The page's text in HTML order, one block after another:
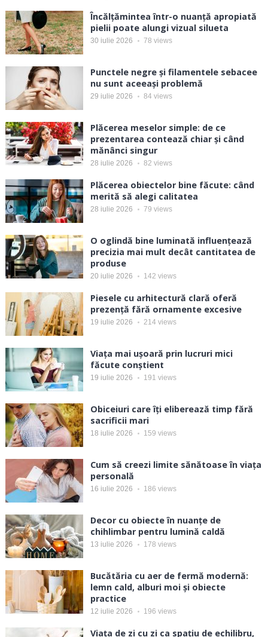
Încălțămintea într-o nuanță apropiată
pielii poate alungi vizual silueta
30 iulie 2026 78 views
Punctele negre și filamentele sebacee
nu sunt aceeași problemă
29 iulie 2026 84 views
Plăcerea meselor simple: de ce
prezentarea contează chiar și când
mănânci singur
28 iulie 2026 82 views
Plăcerea obiectelor bine făcute: când
merită să alegi calitatea
28 iulie 2026 79 views
O oglindă bine luminată influențează
precizia mai mult decât cantitatea de
produse
20 iulie 2026 142 views
Piesele cu arhitectură clară oferă
prezență fără ornamente excesive
19 iulie 2026 214 views
Viața mai ușoară prin lucruri mici
făcute conștient
19 iulie 2026 191 views
Obiceiuri care îți eliberează timp fără
sacrificii mari
18 iulie 2026 159 views
Cum să creezi limite sănătoase în viața
personală
16 iulie 2026 186 views
Decor cu obiecte în nuanțe de
chihlimbar pentru lumină caldă
13 iulie 2026 178 views
Bucătăria cu aer de fermă modernă:
lemn cald, alburi moi și obiecte
practice
12 iulie 2026 196 views
Viața de zi cu zi ca spațiu de echilibru,